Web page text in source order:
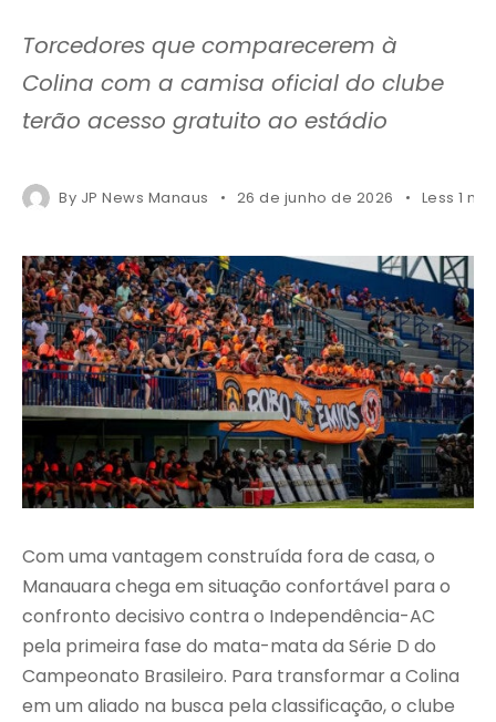
Torcedores que comparecerem à
Colina com a camisa oficial do clube
terão acesso gratuito ao estádio
By JP News Manaus 26 de junho de 2026 Less 1
Com uma vantagem construída fora de casa, o
Manauara chega em situação confortável para o
confronto decisivo contra o Independência-AC
pela primeira fase do mata-mata da Série D do
Campeonato Brasileiro. Para transformar a Colina
em um aliado na busca pela classificação, o clube